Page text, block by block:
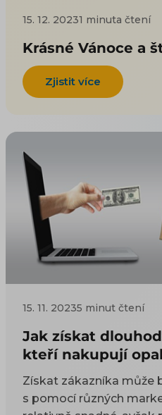
15. 12. 20231 minuta čtení
Krásné Vánoce a
Zjistit více
15. 11. 20235 minut čtení
Jak získat
kteří nakupují
Získat zákazníka může
s pomocí různých